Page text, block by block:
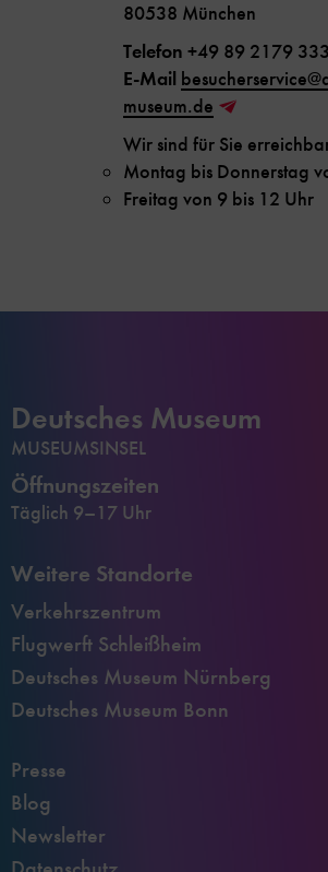
80538 München
Telefon +49 89 2179 333
E-Mail
museum.de
Wir sind für Sie
Montag bis Donnerstag
Freitag von 9 bis 12 Uhr
Deutsches Museum
MUSEUMSINSEL
Öffnungszeiten
Täglich 9–17 Uhr
Weitere Standorte
Verkehrszentrum
Flugwerft Schleißheim
Deutsches Museum Nürnberg
Deutsches Museum Bonn
Presse
Blog
Newsletter